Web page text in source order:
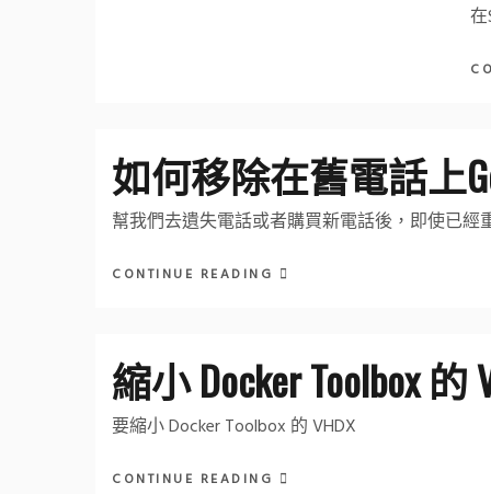
如何移除在舊電話上
幫我們去遺失電話或者購買新電話後，即使已經
CONTINUE READING
縮小 Docker Toolbox 的
要縮小 Docker Toolbox 的 VHDX
CONTINUE READING